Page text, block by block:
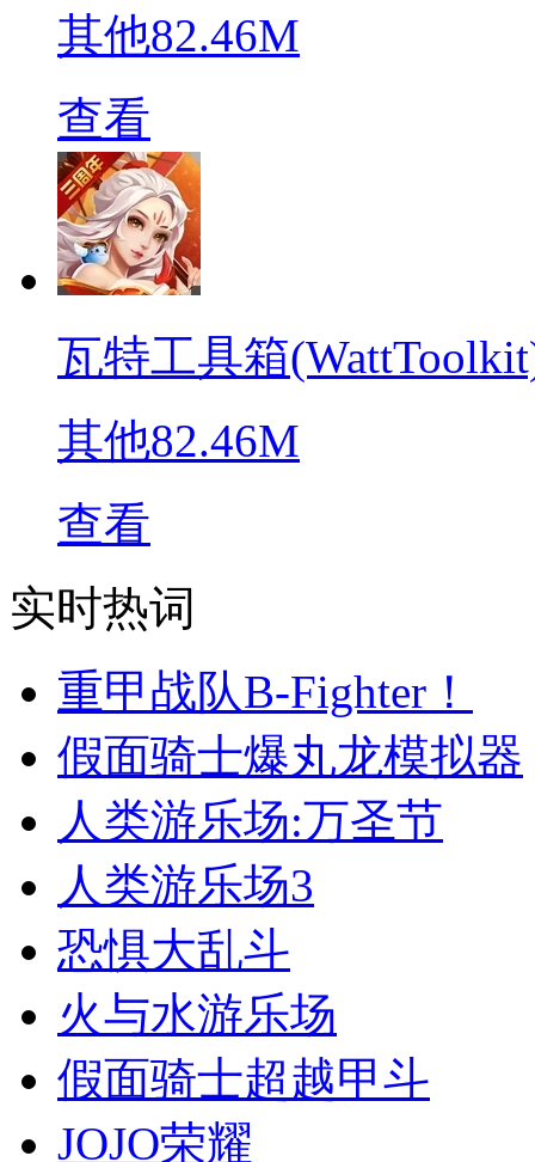
其他82.46M
查看
瓦特工具箱
其他82.46M
查看
实时热词
重甲战队B-Fighter！
假面骑士爆丸龙模拟器
人类游乐场:万圣节
人类游乐场3
恐惧大乱斗
火与水游乐场
假面骑士超越甲斗
JOJO荣耀